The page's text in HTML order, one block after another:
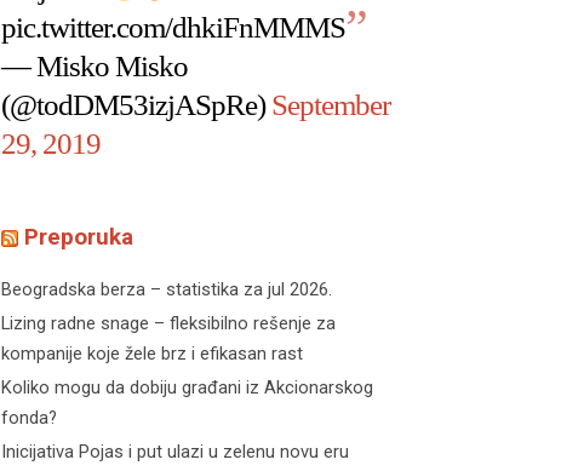
pic.twitter.com/dhkiFnMMMS
— Misko Misko
(@todDM53izjASpRe)September
29, 2019
Preporuka
Beogradska berza – statistika za jul 2026.
Lizing radne snage – fleksibilno rešenje za
kompanije koje žele brz i efikasan rast
Koliko mogu da dobiju građani iz Akcionarskog
fonda?
Inicijativa Pojas i put ulazi u zelenu novu eru